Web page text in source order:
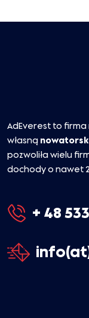
AdEverest to
własną
pozwoliła wielu
dochody o nawet
+ 48